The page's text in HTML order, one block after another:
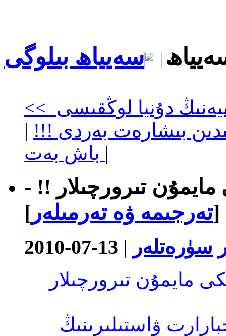
<< سەككىز ئاياق ئىسپانىيەنىڭ دۇنيا لوڭقىسى
بىشارەت بەردى !!! |
|
مايمۇن تىرورچىلار !! -
[تەرجىمە ۋە تەرمىلەر ]
سۈرەتلەر